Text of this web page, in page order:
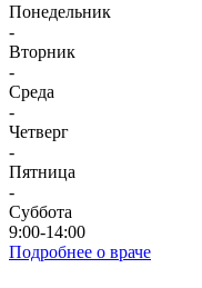
Понедельник
-
Вторник
-
Среда
-
Четверг
-
Пятница
-
Суббота
9:00-14:00
Подробнее о враче